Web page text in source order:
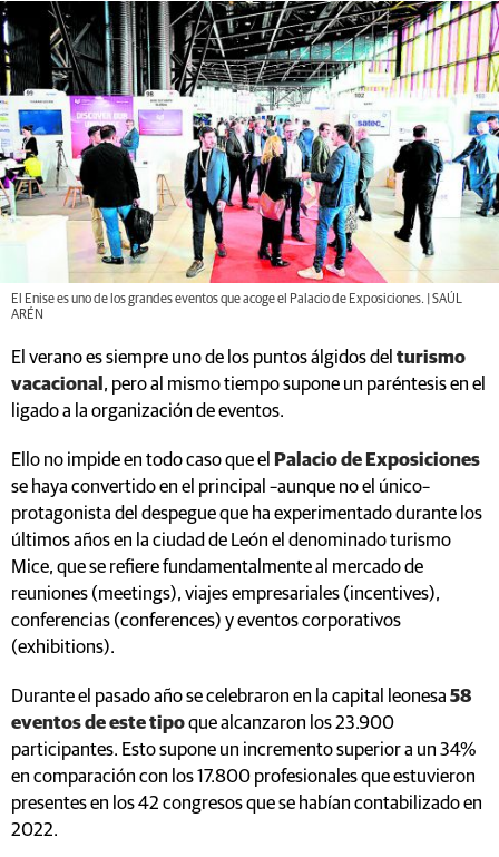
El Enise es uno de los grandes eventos que acoge el Palacio de Exposiciones. | SAÚL
ARÉN
El verano es siempre uno de los puntos álgidos del turismo
vacacional , pero al mismo tiempo supone un paréntesis en el
ligado a la organización de eventos.
Ello no impide en todo caso que el
Palacio de Exposiciones
se haya convertido en el principal –aunque no el único–
protagonista del despegue que ha experimentado durante los
últimos años en la ciudad de León el denominado turismo
Mice, que se refiere fundamentalmente al mercado de
reuniones (meetings), viajes empresariales (incentives),
conferencias (conferences) y eventos corporativos
(exhibitions).
Durante el pasado año se celebraron en la capital leonesa 58
eventos de este tipoque alcanzaron los 23.900
participantes. Esto supone un incremento superior a un 34%
en comparación con los 17.800 profesionales que estuvieron
presentes en los 42 congresos que se habían contabilizado en
2022.